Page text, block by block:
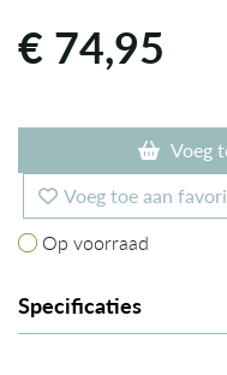
€74,95
Voeg
Voeg toe aan
Op voorraad
Op voorraad
Specificaties